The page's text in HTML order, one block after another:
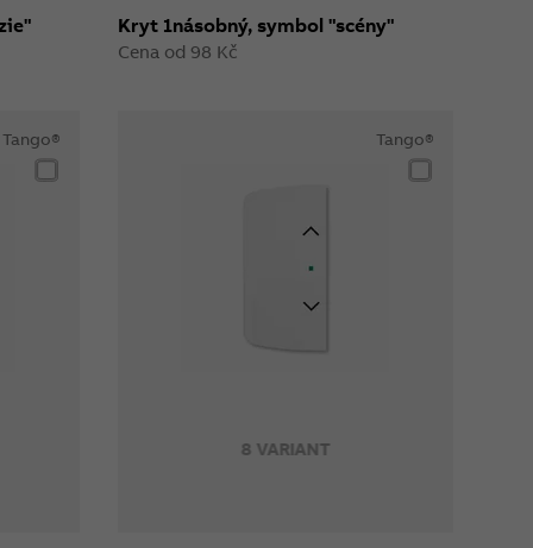
Kryt 1násobný, symbol "scény"
Cena od 98 Kč
Tango®
8 VARIANT
Tango®